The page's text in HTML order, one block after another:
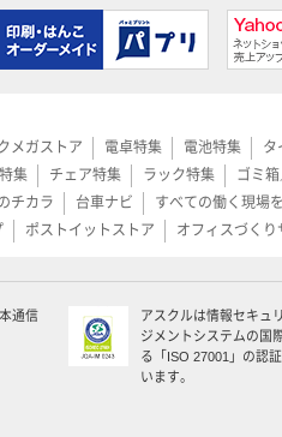
メガストア 電卓特集 電池特集
タ
集
チェア特集 ラック特集
ゴミ
チカラ 台車ナビ
すべての働く現場
ポストイットストア オフィスづくり
通信
アスクルは情報セキュ
ジメントシステムの国
る「ISO 27001」の認
います。